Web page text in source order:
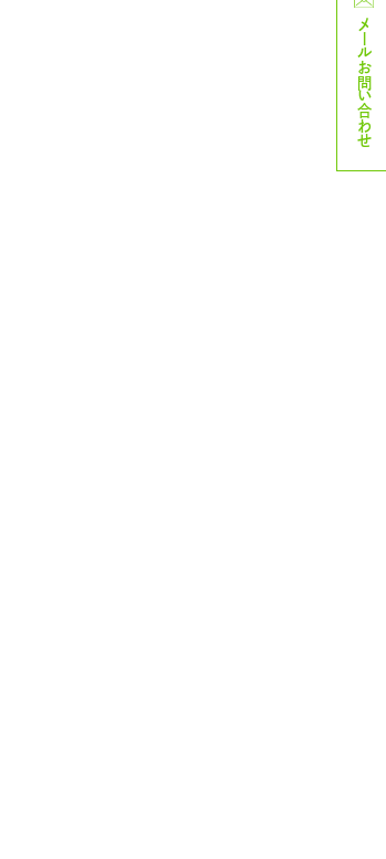
メール
お問い合わせ